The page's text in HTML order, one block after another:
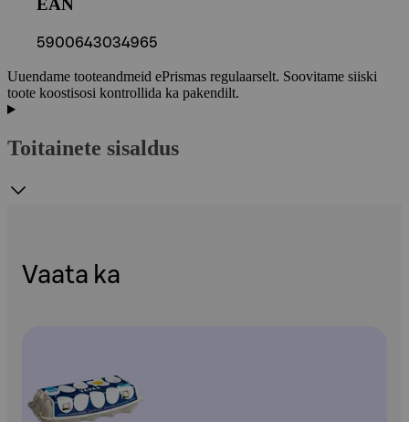
EAN
5900643034965
Uuendame tooteandmeid ePrismas regulaarselt. Soovitame siiski
toote koostisosi kontrollida ka pakendilt.
Toitainete sisaldus
Vaata ka